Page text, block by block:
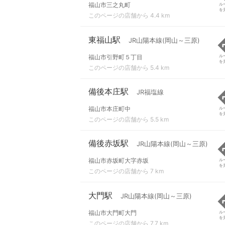
福山市三之丸町
このページの店舗から 4.4 km
ル
を
東福山駅 JR山陽本線(岡山～三原)
福山市引野町５丁目
このページの店舗から 5.4 km
ル
を
備後本庄駅 JR福塩線
福山市本庄町中
このページの店舗から 5.5 km
ル
を
備後赤坂駅 JR山陽本線(岡山～三原)
福山市赤坂町大字赤坂
このページの店舗から 7 km
ル
を
大門駅 JR山陽本線(岡山～三原)
福山市大門町大門
このページの店舗から 7.7 km
ル
を